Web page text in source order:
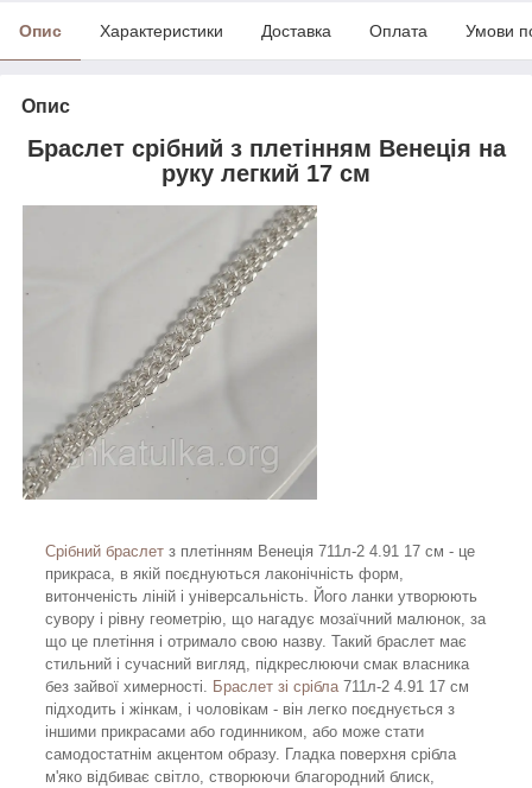
Опис Характеристики Доставка Оплата Умови
Опис
Браслет срібний з плетінням Венеція на
руку легкий 17 см
Срібний браслет з плетінням Венеція 711л-2 4.91 17 см - це
прикраса, в якій поєднуються лаконічність форм,
витонченість ліній і універсальність. Його ланки утворюють
сувору і рівну геометрію, що нагадує мозаїчний малюнок, за
що це плетіння і отримало свою назву. Такий браслет має
стильний і сучасний вигляд, підкреслюючи смак власника
без зайвої химерності. Браслет зі срібла711л-2 4.91 17 см
підходить і жінкам, і чоловікам - він легко поєднується з
іншими прикрасами або годинником, або може стати
самодостатнім акцентом образу. Гладка поверхня срібла
м'яко відбиває світло, створюючи благородний блиск,